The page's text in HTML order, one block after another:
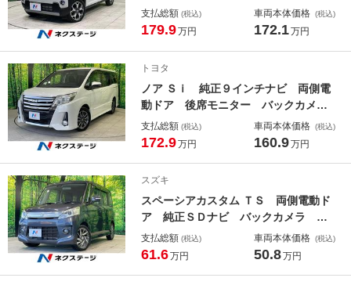
システム レーダークルーズ 禁煙
車 ドラレコ コーナーセンサー ス
線逸脱警報
支払総額 (税込)
179.9万円
車両本体価格 (税込)
172.1万円
トヨタ
ノア Ｓｉ 純正９インチナビ 両側電
動ドア 後席モニター バックカメ
ラ 禁煙車 ドラレコ スマートキ
ー ビルトインＥＴＣ 純正１６イン
支払総額 (税込)
172.9万円
車両本体価格 (税込)
160.9万円
スズキ
スペーシアカスタム ＴＳ 両側電動ド
ア 純正ＳＤナビ バックカメラ 衝
突被害軽減システム 禁煙車 スマー
トキー ＨＩＤヘッド ビルトインＥ
支払総額 (税込)
61.6万円
車両本体価格 (税込)
50.8万円